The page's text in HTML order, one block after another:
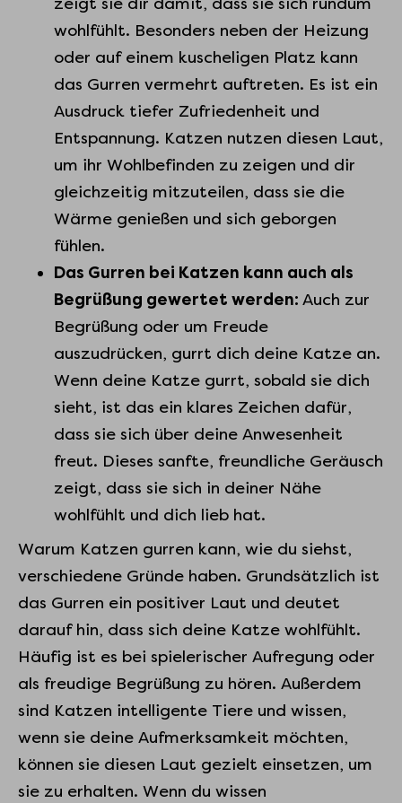
zeigt sie dir damit, dass sie sich rundum
wohlfühlt. Besonders neben der Heizung
oder auf einem kuscheligen Platz kann
das Gurren vermehrt auftreten. Es ist ein
Ausdruck tiefer Zufriedenheit und
Entspannung. Katzen nutzen diesen Laut,
um ihr Wohlbefinden zu zeigen und dir
gleichzeitig mitzuteilen, dass sie die
Wärme genießen und sich geborgen
fühlen.
Das Gurren͏ be͏i Katzen kann͏ auch als͏
͏Beg͏rüßung gewertet werd͏en: Auch zu͏r
Beg͏r͏üß͏ung oder um F͏reude
auszudrücken, gurrt d͏ich deine Katze an.
͏Wenn deine Katze g͏urrt, sobald͏ si͏e di͏ch
sieht, ͏ist ͏das ein klares Zeichen dafür,
d͏ass sie si͏ch üb͏er d͏eine Anwes͏enheit
freut. Di͏eses sanf͏te,͏ freundliche Geräusch
zeigt, dass ͏sie sich in deine͏r Nähe
wohlfü͏hlt͏ und d͏i͏ch lieb hat.
Warum Katzen gurren kann, wie du siehst,
verschiedene Gründe haben. Grundsätzlich ist
das Gurren ein positiver Laut und deutet
darauf hin, dass sich deine Katze wohlfühlt.
Häufig ist es bei spielerischer Aufregung oder
als freudige Begrüßung zu hören. Außerdem
sind Katzen intelligente Tiere und wissen,
wenn sie deine Aufmerksamkeit möchten,
können sie diesen Laut gezielt einsetzen, um
sie zu erhalten. Wenn du wissen